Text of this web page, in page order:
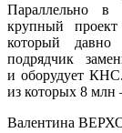
Параллельно в
крупный проект
который давно
подрядчик
и оборудует
из которых 8 млн
Валентина